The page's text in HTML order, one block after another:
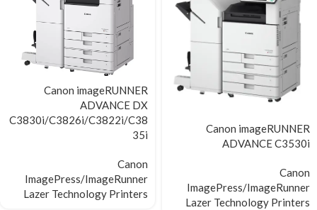
Canon imageRUNNER
ADVANCE C3530i
Canon
ImagePress/ImageRunner
Lazer Technology Printers
Canon imageRUNNER
ADVANCE DX
C3830i/C3826i/C3822i/C38
35i
Canon
ImagePress/ImageRunner
Lazer Technology Printers